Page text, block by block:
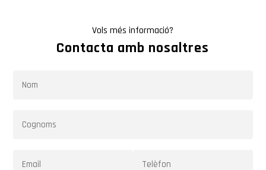
Vols més informació?
Contacta amb nosaltres